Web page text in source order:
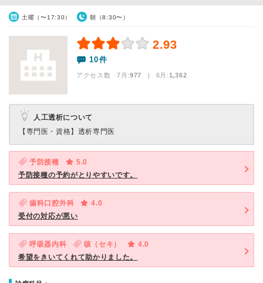
土曜（〜17:30） 朝（8:30〜）
2.93
10件
アクセス数 7月:977 | 6月:1,362
人工透析について
【専門医・資格】 透析専門医
予防接種
5.0
予防接種の予約がとりやすいです。
歯科口腔外科
4.0
受付の対応が悪い
呼吸器内科 咳（セキ）
4.0
希望をきいてくれて助かりました。